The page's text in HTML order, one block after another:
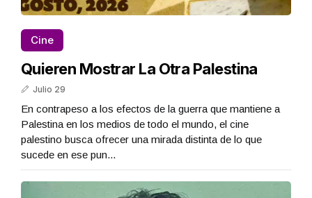
Cine
Quieren Mostrar La Otra Palestina
Julio 29
En contrapeso a los efectos de la guerra que mantiene a
Palestina en los medios de todo el mundo, el cine
palestino busca ofrecer una mirada distinta de lo que
sucede en ese pun...